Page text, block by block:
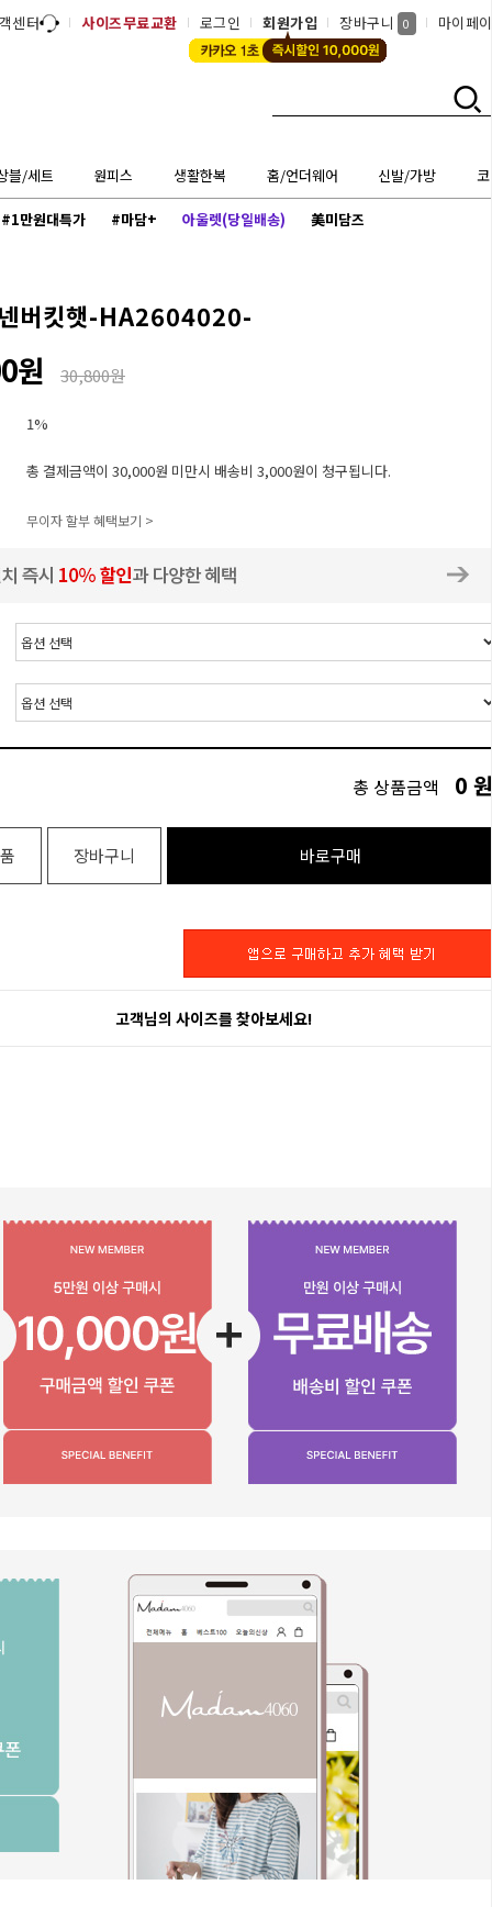
센터 사이즈무료교환 로그인 회원가입 장바구니 0 마이페
블/세트 원피스 생활한복 홈/언더웨어 신발/가방
#1만원대특가 #마담+ 아울렛(당일배송) 美미담즈
버킷햇-HA2604020-
원 30,800원
1%
총 결제금액이 30,000원 미만시 배송비 3,000원이 청구됩니다.
무이자 할부 혜택보기 >
총 상품금액 0 원
장바구니 바로구매
고객님의 사이즈를 찾아보세요!